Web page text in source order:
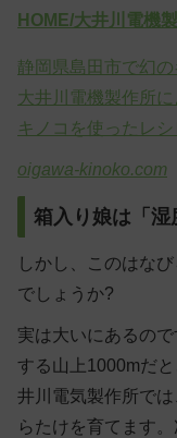
HOME/大井川電機
静岡県島田市で幻
大井川電機製作所
キノコを使ったレ
oigawa-kinoko.com
箱入り娘は「湿
しかし、このはな
でしょうか?
実は大いにあるの
する山上1000mだ
井川電気製作所で
らたけを育てます